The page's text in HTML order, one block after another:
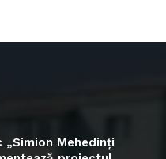
„Simion Mehedinți